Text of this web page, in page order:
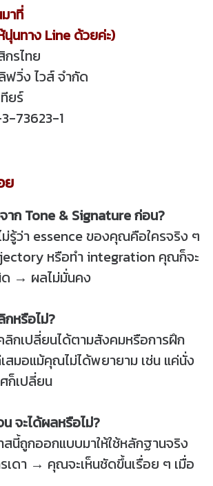
าที่
นทาง Line ด้วยค่ะ)
รไทย
วิ่ง ไวส์ จำกัด
ยร์
73623-1
ย
าก Tone & Signature ก่อน?
รู้ว่า essence ของคุณคือใครจริง ๆ
หรือทำ integration คุณก็จะ
→ ผลไม่มั่นคง
หรือไม่?
ลิกเปลี่ยนได้ตามสังคมหรือการฝึก
สมอแม้คุณไม่ได้พยายาม เช่น แค่นั่ง
ก็เปลี่ยน
น จะได้ผลหรือไม่?
นี้ถูกออกแบบมาให้ใช้หลักฐานจริง
เดา → คุณจะเห็นชัดขึ้นเรื่อย ๆ เมื่อ